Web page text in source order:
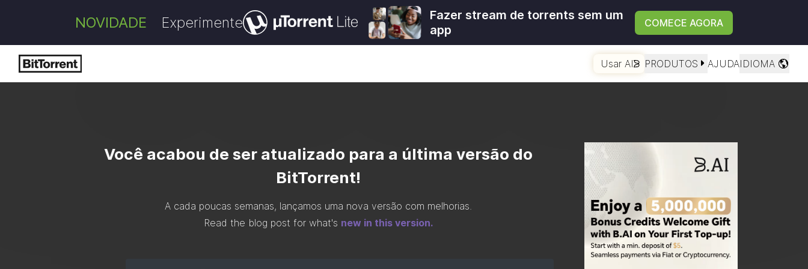
NOVIDADE Experimente
Fazer stream de torrents sem um
app
COMECE AGORA
Usar AI PRODUTOS AJUDAIDIOMA
Você acabou de ser atualizado para a última versão do
BitTorrent!
A cada poucas semanas, lançamos uma nova versão com melhorias.
Read the blog post for what's new in this version.